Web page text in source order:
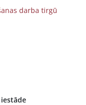
darba tirgū